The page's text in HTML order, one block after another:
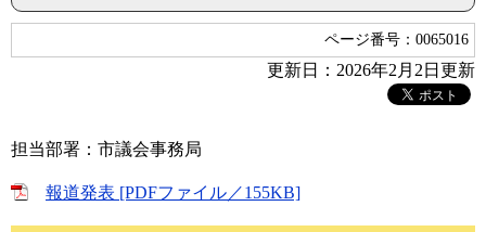
ページ番号：0065016
更新日：2026年2月2日更新
担当部署：市議会事務局
報道発表 [PDFファイル／155KB]